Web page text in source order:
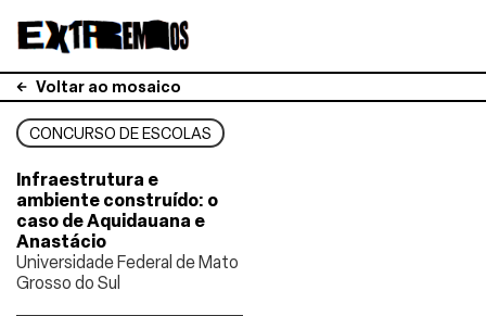
Voltar ao mosaico
CONCURSO DE ESCOLAS
Infraestrutura e
ambiente construído: o
caso de Aquidauana e
Anastácio
Universidade Federal de Mato
Grosso do Sul